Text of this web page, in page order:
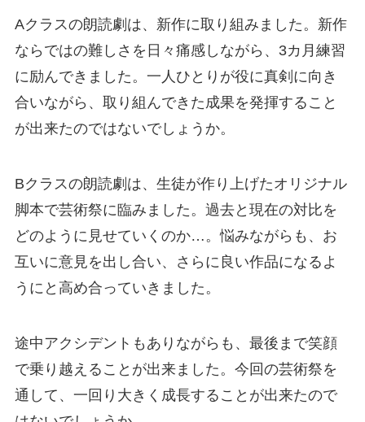
Aクラスの朗読劇は、新作に取り組みました。新作
ならではの難しさを日々痛感しながら、3カ月練習
に励んできました。一人ひとりが役に真剣に向き
合いながら、取り組んできた成果を発揮すること
が出来たのではないでしょうか。
Bクラスの朗読劇は、生徒が作り上げたオリジナル
脚本で芸術祭に臨みました。過去と現在の対比を
どのように見せていくのか…。悩みながらも、お
互いに意見を出し合い、さらに良い作品になるよ
うにと高め合っていきました。
途中アクシデントもありながらも、最後まで笑顔
で乗り越えることが出来ました。今回の芸術祭を
通して、一回り大きく成長することが出来たので